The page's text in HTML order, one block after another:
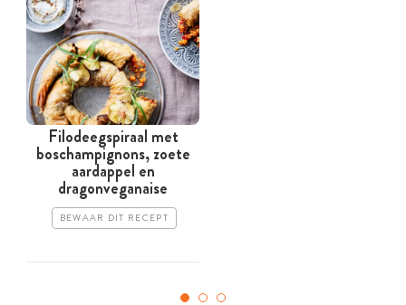
Filodeegspiraal met
boschampignons, zoete
aardappel en
dragonveganaise
BEWAAR DIT RECEPT